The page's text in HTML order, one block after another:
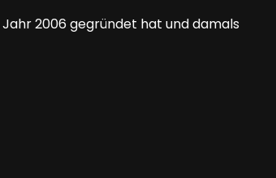
2006 gegründet hat und damals